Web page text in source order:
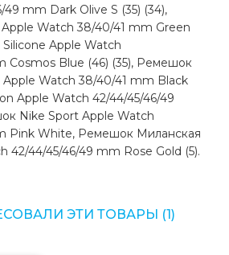
mm Dark Olive S (35) (34),
Watch 38/40/41 mm Green
Apple Watch
Cosmos Blue (46) (35), Ремешок
Watch 38/40/41 mm Black
Apple Watch 42/44/45/46/49
Nike Sport Apple Watch
Pink White, Ремешок Миланская
42/44/45/46/49 mm Rose Gold (5).
ЭТИ ТОВАРЫ (1)